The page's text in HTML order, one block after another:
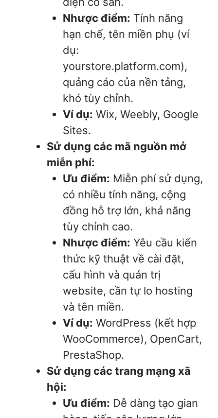
Nhược điểm: Tính năng
hạn chế, tên miền phụ (ví
dụ:
yourstore.platform.com),
quảng cáo của nền tảng,
khó tùy chỉnh.
Ví dụ: Wix, Weebly, Google
Sites.
Sử dụng các mã nguồn mở
miễn phí:
Ưu điểm: Miễn phí sử dụng,
có nhiều tính năng, cộng
đồng hỗ trợ lớn, khả năng
tùy chỉnh cao.
Nhược điểm: Yêu cầu kiến
thức kỹ thuật về cài đặt,
cấu hình và quản trị
website, cần tự lo hosting
và tên miền.
Ví dụ: WordPress (kết hợp
WooCommerce), OpenCart,
PrestaShop.
Sử dụng các trang mạng xã
hội:
Ưu điểm: Dễ dàng tạo gian